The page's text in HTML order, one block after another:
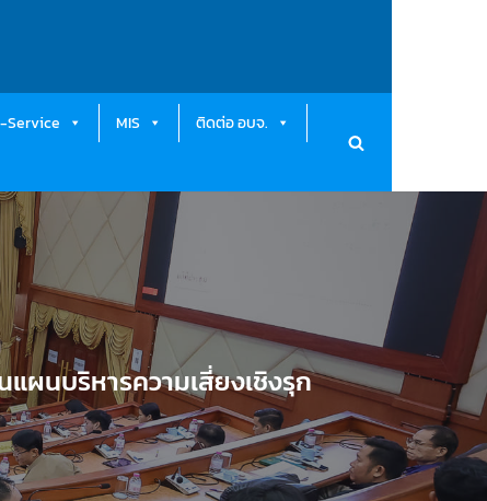
Service MIS
ติดต่อ อบจ.
ผนบริหารความเสี่ยงเชิงรุก